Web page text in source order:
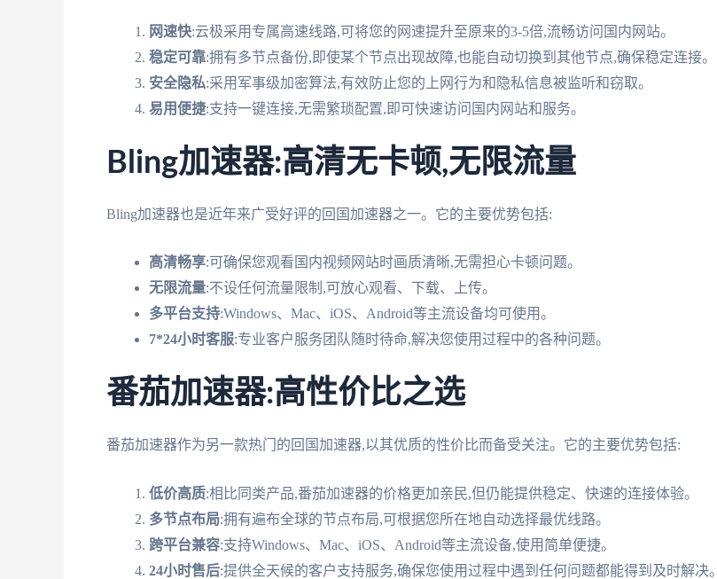
网速快:云极采用专属高速线路,可将您的网速提升至原来的3-5倍,流畅访问国内网站。
稳定可靠:拥有多节点备份,即使某个节点出现故障,也能自动切换到其他节点,确保稳定连接。
安全隐私:采用军事级加密算法,有效防止您的上网行为和隐私信息被监听和窃取。
易用便捷:支持一键连接,无需繁琐配置,即可快速访问国内网站和服务。
Bling加速器:高清无卡顿,无限流量
Bling加速器也是近年来广受好评的回国加速器之一。它的主要优势包括:
高清畅享:可确保您观看国内视频网站时画质清晰,无需担心卡顿问题。
无限流量:不设任何流量限制,可放心观看、下载、上传。
多平台支持:Windows、Mac、iOS、Android等主流设备均可使用。
7*24小时客服:专业客户服务团队随时待命,解决您使用过程中的各种问题。
番茄加速器:高性价比之选
番茄加速器作为另一款热门的回国加速器,以其优质的性价比而备受关注。它的主要优势包括:
低价高质:相比同类产品,番茄加速器的价格更加亲民,但仍能提供稳定、快速的连接体验。
多节点布局:拥有遍布全球的节点布局,可根据您所在地自动选择最优线路。
跨平台兼容:支持Windows、Mac、iOS、Android等主流设备,使用简单便捷。
24小时售后:提供全天候的客户支持服务,确保您使用过程中遇到任何问题都能得到及时解决。